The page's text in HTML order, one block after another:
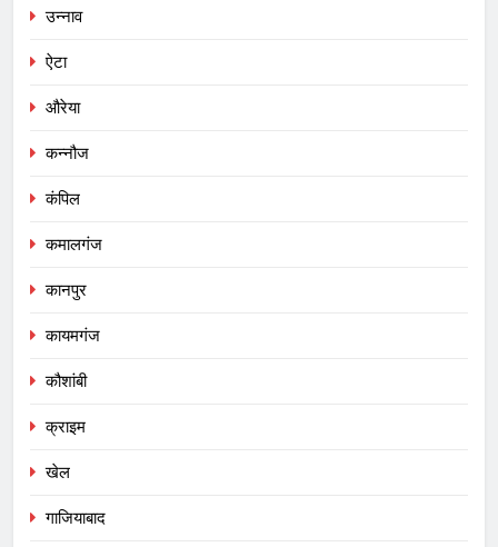
उन्नाव
ऐटा
औरेया
कन्नौज
कंपिल
कमालगंज
कानपुर
कायमगंज
कौशांबी
क्राइम
खेल
गाजियाबाद